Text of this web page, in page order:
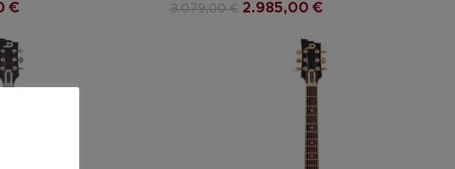
€ 3.079,00€ 2.985,00 €